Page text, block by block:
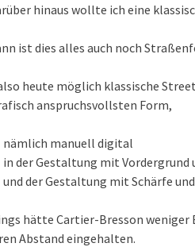
hinaus wollte ich eine
ist dies alles auch noch
heute möglich klassische
anspruchsvollsten Form,
nämlich manuell digital
in der Gestaltung mit Vordergrund
und der Gestaltung mit Schärfe
hätte Cartier-Bresson
Abstand eingehalten.